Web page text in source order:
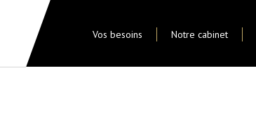
Vos besoins Notre cabinet